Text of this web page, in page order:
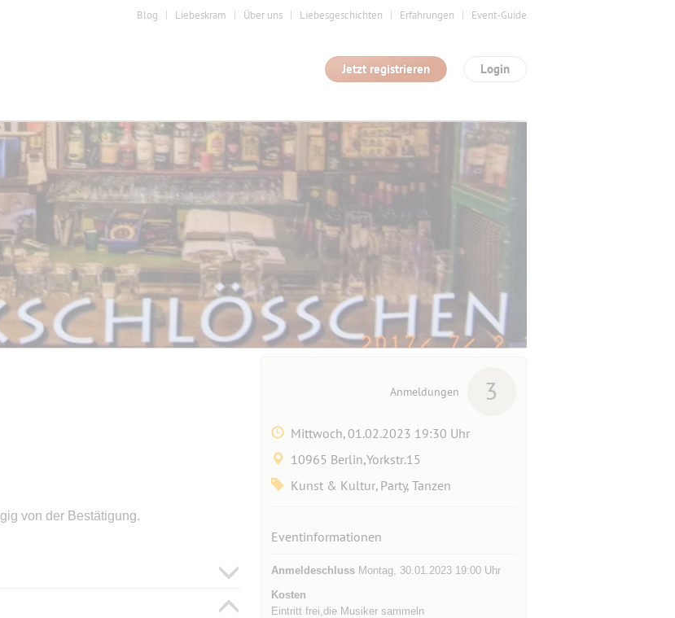
Blog Liebeskram Über uns Liebesgeschichten Erfahrungen Event-Guide
Login
Jetzt registrieren
von der Bestätigung.
Anmeldungen 3
Mittwoch, 01.02.2023 19:30 Uhr
10965 Berlin,Yorkstr.15
Kunst & Kultur, Party, Tanzen
Eventinformationen
AnmeldeschlussMontag, 30.01.2023 19:00 Uhr
Kosten
Eintritt frei,die Musiker sammeln